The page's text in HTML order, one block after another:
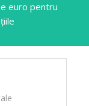
euro pentru